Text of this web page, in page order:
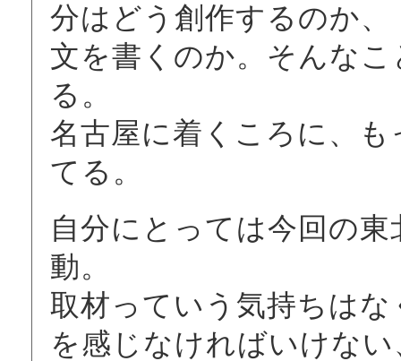
分はどう創作するのか、
文を書くのか。そんな
る。
名古屋に着くころに、
てる。
自分にとっては今回の
動。
取材っていう気持ちは
を感じなければいけない